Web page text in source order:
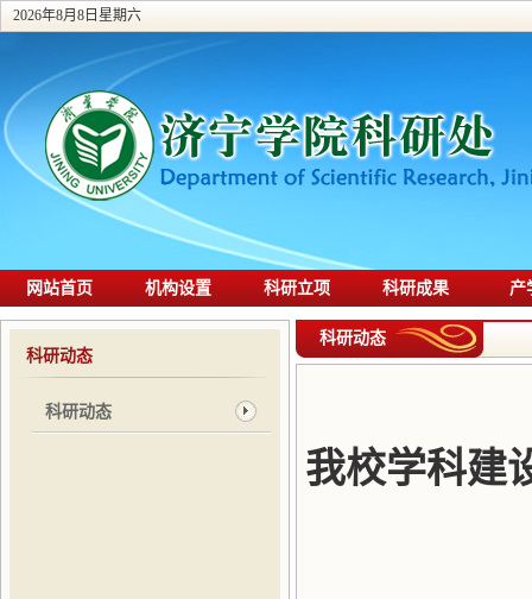
2026年8月8日星期六
网站首页 机构设置 科研立项 科研成果 产
科研动态
科研动态
科研动态
我校学科建